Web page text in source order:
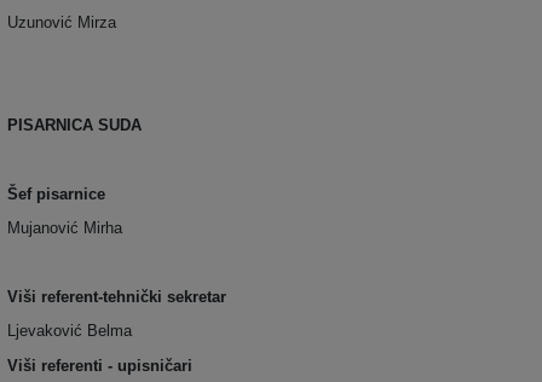
Uzunović Mirza
PISARNICA SUDA
Šef pisarnice
Mujanović Mirha
Viši referent-tehnički sekretar
Ljevaković Belma
Viši referenti - upisničari